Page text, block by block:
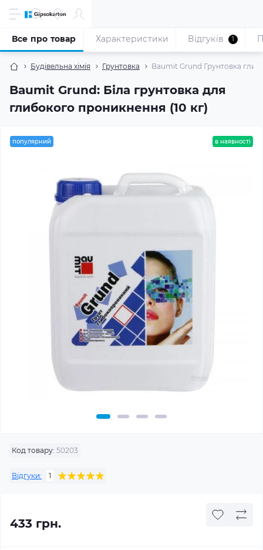
Будівельна хімія Грунтовка Baumit Grund Грунтовка
Baumit Grund: Біла грунтовка для
глибокого проникнення (10 кг)
Все про товар Характеристики Відгуків 1
популярний в наявності
Код товару: 50203
Відгуки: 1
433 грн.